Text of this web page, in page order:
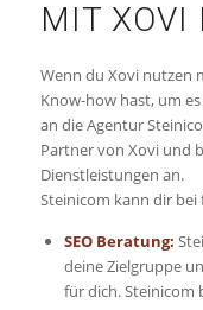
MIT XOVI
Wenn du Xovi nutzen
Know-how hast, um
an die Agentur
Partner von Xovi und
Dienstleistungen an.
Steinicom kann dir bei
SEO Beratung:
deine Zielgruppe
für dich. Steinicom